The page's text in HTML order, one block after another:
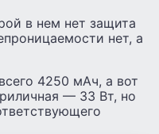
в нем нет защита
нет, а
4250 мАч, а вот
— 33 Вт, но